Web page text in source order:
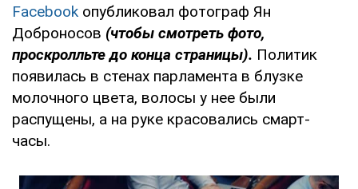
Facebook опубликовал фотограф Ян
Доброносов (чтобы смотреть фото,
проскролльте до конца страницы). Политик
появилась в стенах парламента в блузке
молочного цвета, волосы у нее были
распущены, а на руке красовались смарт-
часы.